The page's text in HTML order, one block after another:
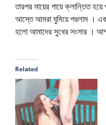
তারপর মায়ের গায়ে ক্লান্তিত
আস্তে আমরা ঘুমিয়ে পরলাম ।
হলো আমাদের সুখের সংসার ।
Related